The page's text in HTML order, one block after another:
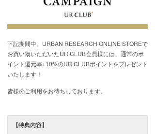
下記期間中、URBAN RESEARCH ONLINE STOREで
お買い物いただいたUR CLUB会員様には、通常のポ
イント還元率+10%のUR CLUBポイントをプレゼント
いたします！
皆様のご利用をお待ちしております。
【特典内容】